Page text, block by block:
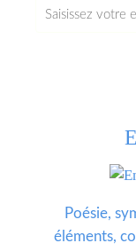
Poésie,
éléments,